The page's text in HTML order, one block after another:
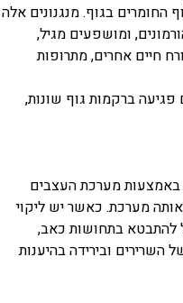
החומרים בגוף. מנגנונים אלה
ומושפעים מגיל,
חיים אחרים, מתרופות
ברקמות גוף שונות,
מערכת העצבים
מערכת. כאשר יש ליקוי
להתבטא בתחושות כאב,
השרירים ובירידה בהיענות